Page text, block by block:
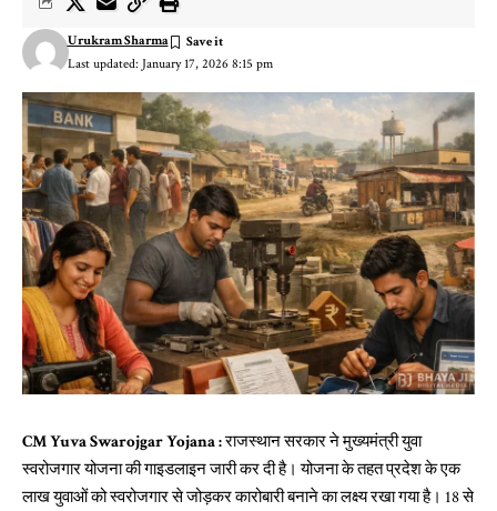
Last updated: January 17, 2026 8:15 pm
Urukram Sharma
CM Yuva Swarojgar Yojana :राजस्थान सरकार ने मुख्यमंत्री युवा
स्वरोजगार योजना की गाइडलाइन जारी कर दी है। योजना के तहत प्रदेश के एक
लाख युवाओं को स्वरोजगार से जोड़कर कारोबारी बनाने का लक्ष्य रखा गया है। 18 से